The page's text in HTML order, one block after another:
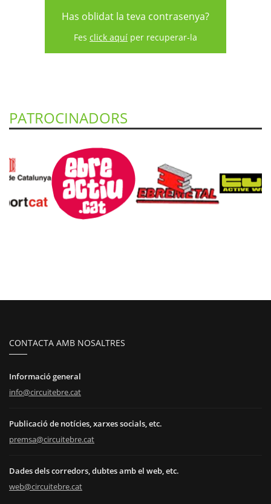
Has oblidat la teva contrasenya?
Fes click aquí per recuperar-la
PATROCINADORS
CONTACTA AMB NOSALTRES
Informació general
info@circuitebre.cat
Publicació de notícies, xarxes socials, etc.
premsa@circuitebre.cat
Dades dels corredors, dubtes amb el web, etc.
web@circuitebre.cat